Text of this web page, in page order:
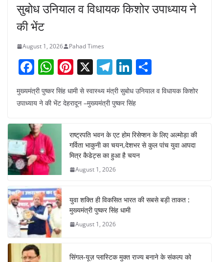
सुबोध उनियाल व विधायक किशोर उपाध्याय ने
की भेंट
August 1, 2026 Pahad Times
F
a
c
b
o
o
k
W
h
at
A
p
p
Pi
nt
er
e
st
X T
el
e
gr
a
m
Li
n
k
dI
n
ar
मुख्यमंत्री पुष्कर सिंह धामी से स्वास्थ्य मंत्री सुबोध उनियाल व विधायक किशोर
उपाध्याय ने की भेंट देहरादून –मुख्यमंत्री पुष्कर सिंह
राष्ट्रपति भवन के एट होम रिसेप्शन के लिए अल्मोड़ा की
गर्विता भाकुनी का चयन,देशभर से कुल पांच युवा आपदा
मित्र कैडेट्स का हुआ है चयन
August 1, 2026
युवा शक्ति ही विकसित भारत की सबसे बड़ी ताकत :
मुख्यमंत्री पुष्कर सिंह धामी
August 1, 2026
सिंगल-यूज़ प्लास्टिक मुक्त राज्य बनाने के संकल्प को